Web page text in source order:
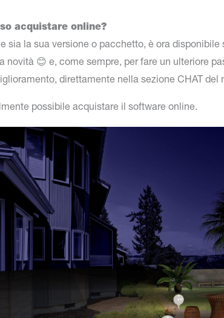
acquistare online?
sia la sua versione o pacchetto, è ora
novità 😊 e, come sempre, per fare un ulteriore
direttamente nella sezione CHAT del
possibile acquistare il software online.